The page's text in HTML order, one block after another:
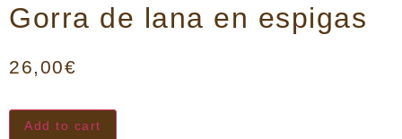
Gorra de lana en espigas
26,00€
Add to cart